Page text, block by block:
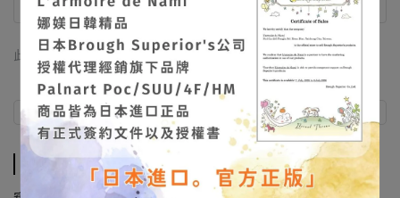
此商品 「 最高 」可以折抵紅利783 點 (約等於NT$783)
商品介紹
商品介紹